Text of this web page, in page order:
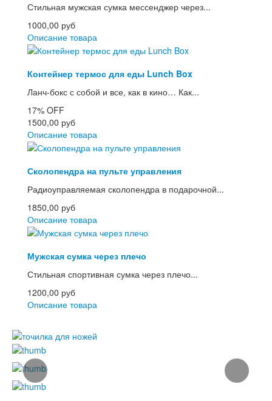
Стильная мужская сумка мессенджер через...
1000,00 руб
Описание товара
Контейнер термос для еды Lunch Box
Ланч-бокс с собой и все, как в кино… Как...
17% OFF
1500,00 руб
Описание товара
Сколопендра на пульте управления
Радиоуправляемая сколопендра в подарочной...
1850,00 руб
Описание товара
Мужская сумка через плечо
Стильная спортивная сумка через плечо...
1200,00 руб
Описание товара